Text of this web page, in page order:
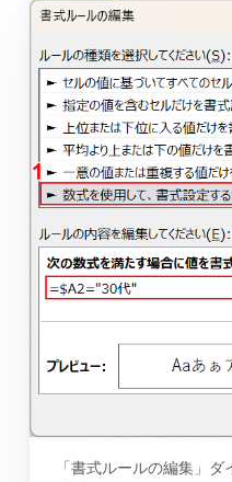
「書式ルールの編集」